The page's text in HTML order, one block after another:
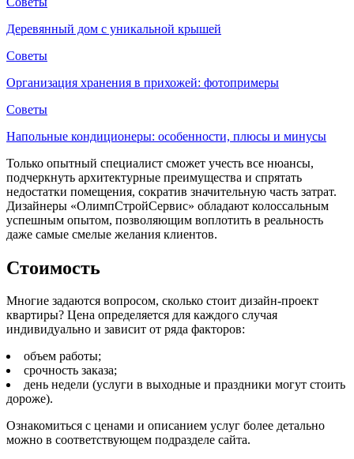
Деревянный дом с уникальной крышей
Советы
Организация хранения в прихожей: фотопримеры
Советы
Напольные кондиционеры: особенности, плюсы и минусы
Только опытный специалист сможет учесть все нюансы,
подчеркнуть архитектурные преимущества и спрятать
недостатки помещения, сократив значительную часть затрат.
Дизайнеры «ОлимпСтройСервис» обладают колоссальным
успешным опытом, позволяющим воплотить в реальность
даже самые смелые желания клиентов.
Стоимость
Многие задаются вопросом, сколько стоит дизайн-проект
квартиры? Цена определяется для каждого случая
индивидуально и зависит от ряда факторов:
объем работы;
срочность заказа;
день недели (услуги в выходные и праздники могут стоить
дороже).
Ознакомиться с ценами и описанием услуг более детально
можно в соответствующем подразделе сайта.